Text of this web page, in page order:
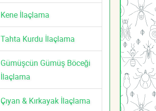
Kene İlaçlama
Tahta Kurdu İlaçlama
Gümüşcün Gümüş Böceği
İlaçlama
Çıyan & Kırkayak İlaçlama